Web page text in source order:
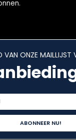
VAN ONZE MAILLIJST